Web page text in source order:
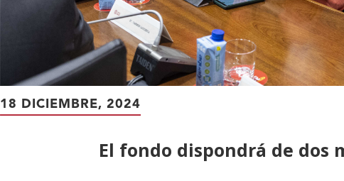
18 DICIEMBRE, 2024
El fondo dispondrá de dos